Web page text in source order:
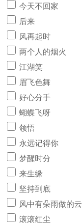
今天不回家
后来
风再起时
两个人的烟火
江湖笑
眉飞色舞
好心分手
蝴蝶飞呀
领悟
永远记得你
梦醒时分
来生缘
坚持到底
风中有朵雨做的云
滚滚红尘